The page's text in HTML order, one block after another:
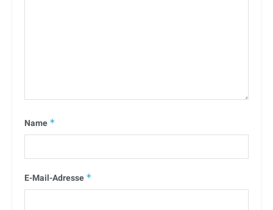
Name *
E-Mail-Adresse *